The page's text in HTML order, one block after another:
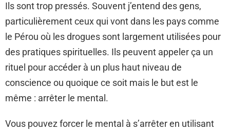
Ils sont trop pressés. Souvent j’entend des gens,
particulièrement ceux qui vont dans les pays comme
le Pérou où les drogues sont largement utilisées pour
des pratiques spirituelles. Ils peuvent appeler ça un
rituel pour accéder à un plus haut niveau de
conscience ou quoique ce soit mais le but est le
même : arrêter le mental.
Vous pouvez forcer le mental à s’arrêter en utilisant